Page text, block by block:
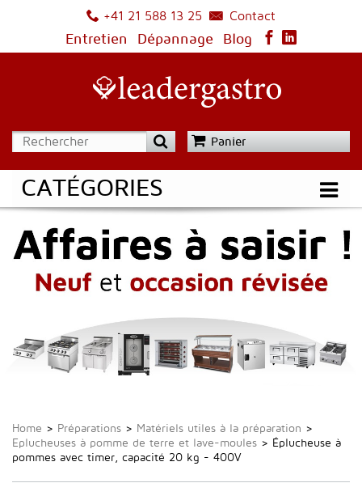
+41 21 588 13 25
Contact
Entretien
Dépannage Blog
Panier
CATÉGORIES
Home > Préparations > Matériels utiles à la préparation >
Eplucheuses à pomme de terre et lave-moules > Éplucheuse à
pommes avec timer, capacité 20 kg - 400V